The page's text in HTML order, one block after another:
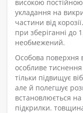
високою
укладання на
частини від
при зберіганні до
необмежений.
Особова поверхня
особливе
тільки підвищує
але й полегшує
встановлюється
підкрилки.